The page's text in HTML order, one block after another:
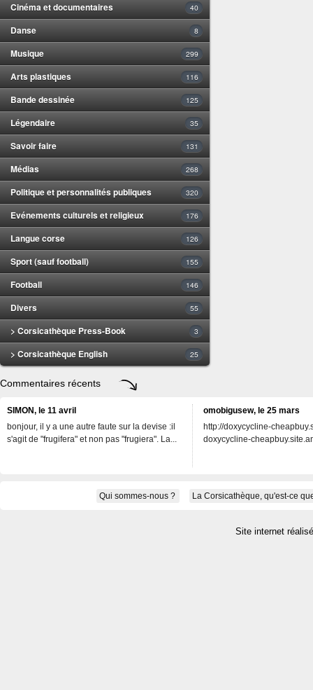
Cinéma et documentaires 40
Danse 8
Musique 299
Arts plastiques 116
Bande dessinée 125
Légendaire 35
Savoir faire 131
Médias 268
Politique et personnalités publiques 320
Evénements culturels et religieux 176
Langue corse 126
Sport (sauf football) 155
Football 146
Divers 55
> Corsicathèque Press-Book 3
> Corsicathèque English 25
Commentaires récents
SIMON, le 11 avril
bonjour, il y a une autre faute sur la devise :il
s'agit de "frugifera" et non pas "frugiera". La...
omobigusew, le 25 mars
http://doxycycline-
doxycycline-
Qui sommes-nous ? La Corsicathèque, qu'est-ce
Site internet